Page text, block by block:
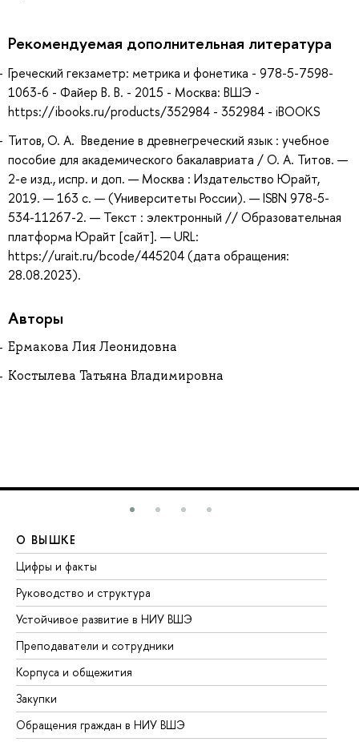
Рекомендуемая дополнительная литература
Греческий гекзаметр: метрика и фонетика - 978-5-7598-
1063-6 - Файер В. В. - 2015 - Москва: ВШЭ -
https://ibooks.ru/products/352984 - 352984 - iBOOKS
Титов, О. А. Введение в древнегреческий язык : учебное
пособие для академического бакалавриата / О. А. Титов. —
2-е изд., испр. и доп. — Москва : Издательство Юрайт,
2019. — 163 с. — (Университеты России). — ISBN 978-5-
534-11267-2. — Текст : электронный // Образовательная
платформа Юрайт [сайт]. — URL:
https://urait.ru/bcode/445204 (дата обращения:
28.08.2023).
Авторы
Ермакова Лия Леонидовна
Костылева Татьяна Владимировна
О ВЫШКЕ
Цифры и факты
Руководство и структура
Устойчивое развитие в НИУ ВШЭ
Преподаватели и сотрудники
Корпуса и общежития
Закупки
Обращения граждан в НИУ ВШЭ